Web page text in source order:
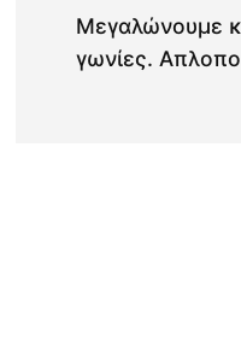
Μεγαλώνουμε
γωνίες.